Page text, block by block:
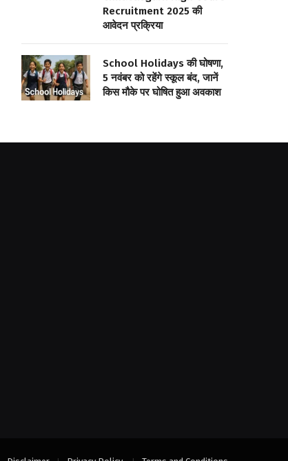
Recruitment 2025 की
आवेदन प्रक्रिया
School Holidays की घोषणा,
5 नवंबर को रहेंगे स्कूल बंद, जानें
किस मौके पर घोषित हुआ अवकाश